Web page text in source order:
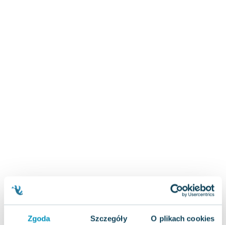
Zgoda Szczegóły O plikach cookies
Michael Scott
Piotr Semka
Jarosław Iwaszkiewicz